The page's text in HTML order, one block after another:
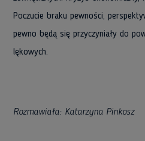
Poczucie braku pewności,
pewno będą się przyczyniały do
lękowych.
Rozmawiała: Katarzyna Pinkosz